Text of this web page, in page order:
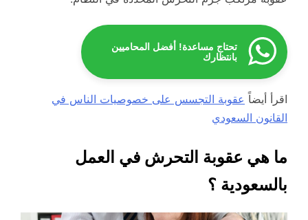
تحتاج مساعدة! أفضل المحاميين
بانتظارك
اقرأ أيضاً عقوبة التجسس على خصوصيات الناس في
القانون السعودي
ما هي عقوبة التحرش في العمل
بالسعودية ؟